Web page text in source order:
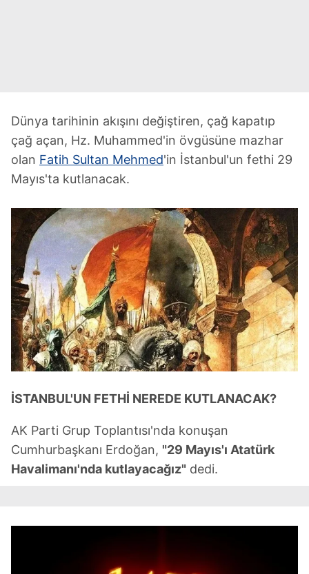
Dünya tarihinin akışını değiştiren, çağ kapatıp
çağ açan, Hz. Muhammed'in övgüsüne mazhar
olan Fatih Sultan Mehmed'in İstanbul'un fethi 29
Mayıs'ta kutlanacak.
İSTANBUL'UN FETHİ NEREDE KUTLANACAK?
AK Parti Grup Toplantısı'nda konuşan
Cumhurbaşkanı Erdoğan, "29 Mayıs'ı Atatürk
Havalimanı'nda kutlayacağız" dedi.